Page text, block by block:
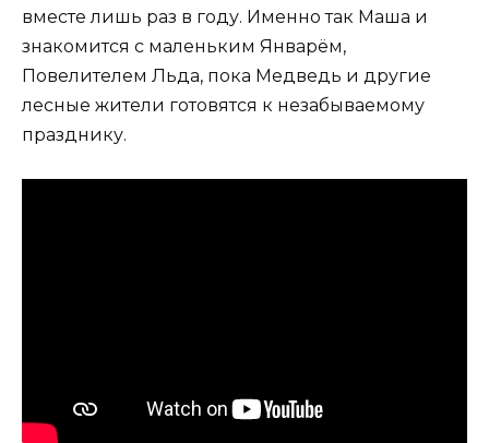
вместе лишь раз в году. Именно так Маша и
знакомится с маленьким Январём,
Повелителем Льда, пока Медведь и другие
лесные жители готовятся к незабываемому
празднику.